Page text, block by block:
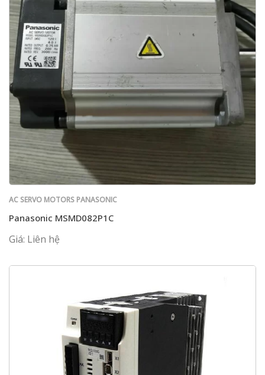
AC SERVO MOTORS PANASONIC
Panasonic MSMD082P1C
Giá: Liên hệ